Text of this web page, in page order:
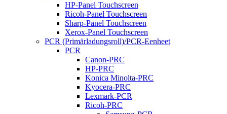
HP-Panel Touchscreen
Ricoh-Panel Touchscreen
Sharp-Panel Touchscreen
Xerox-Panel Touchscreen
PCR (Primärladungsroll)/PCR-Eenheet
PCR
Canon-PRC
HP-PRC
Konica Minolta-PRC
Kyocera-PRC
Lexmark-PCR
Ricoh-PRC